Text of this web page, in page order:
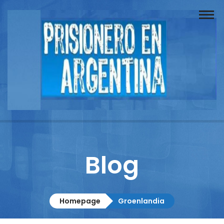
Buscador
Documentos
Columnistas
Contacto
Blog
Homepage Groenlandia